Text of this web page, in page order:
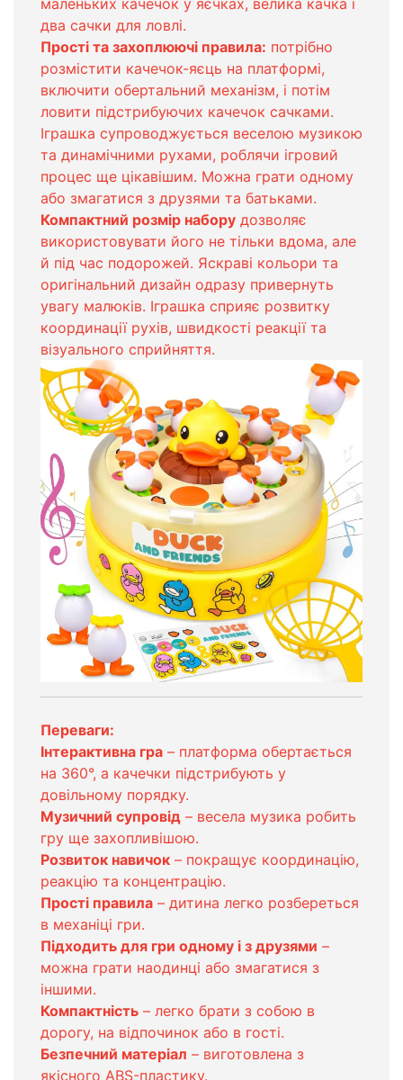
маленьких качечок у яєчках, велика качка і
два сачки для ловлі.
Прості та захоплюючі правила: потрібно
розмістити качечок-яєць на платформі,
включити обертальний механізм, і потім
ловити підстрибуючих качечок сачками.
Іграшка супроводжується веселою музикою
та динамічними рухами, роблячи ігровий
процес ще цікавішим. Можна грати одному
або змагатися з друзями та батьками.
Компактний розмір набору дозволяє
використовувати його не тільки вдома, але
й під час подорожей. Яскраві кольори та
оригінальний дизайн одразу привернуть
увагу малюків. Іграшка сприяє розвитку
координації рухів, швидкості реакції та
візуального сприйняття.
Переваги:
Інтерактивна гра – платформа обертається
на 360°, а качечки підстрибують у
довільному порядку.
Музичний супровід – весела музика робить
гру ще захопливішою.
Розвиток навичок – покращує координацію,
реакцію та концентрацію.
Прості правила – дитина легко розбереться
в механіці гри.
Підходить для гри одному і з друзями –
можна грати наодинці або змагатися з
іншими.
Компактність – легко брати з собою в
дорогу, на відпочинок або в гості.
Безпечний матеріал – виготовлена з
якісного ABS-пластику.